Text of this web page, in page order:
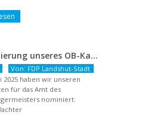
Nominierung unseres OB-Kandidaten
Von: FDP Landshut-Stadt
2025 haben wir unseren
für das Amt des
nominiert: